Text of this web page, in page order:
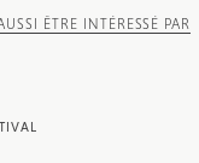
ÊTRE INTÉRESSÉ PAR